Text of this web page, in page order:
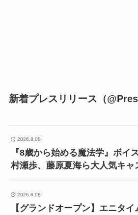
新着プレスリリース（
2026.8.08
『8歳から始める魔法学』ボイ
村瀬歩、藤原夏海ら大人気キャ
2026.8.08
【グランドオープン】エニタ